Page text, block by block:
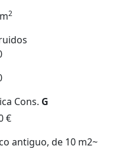
2
Cons. G
€
antiguo, de 10 m2~